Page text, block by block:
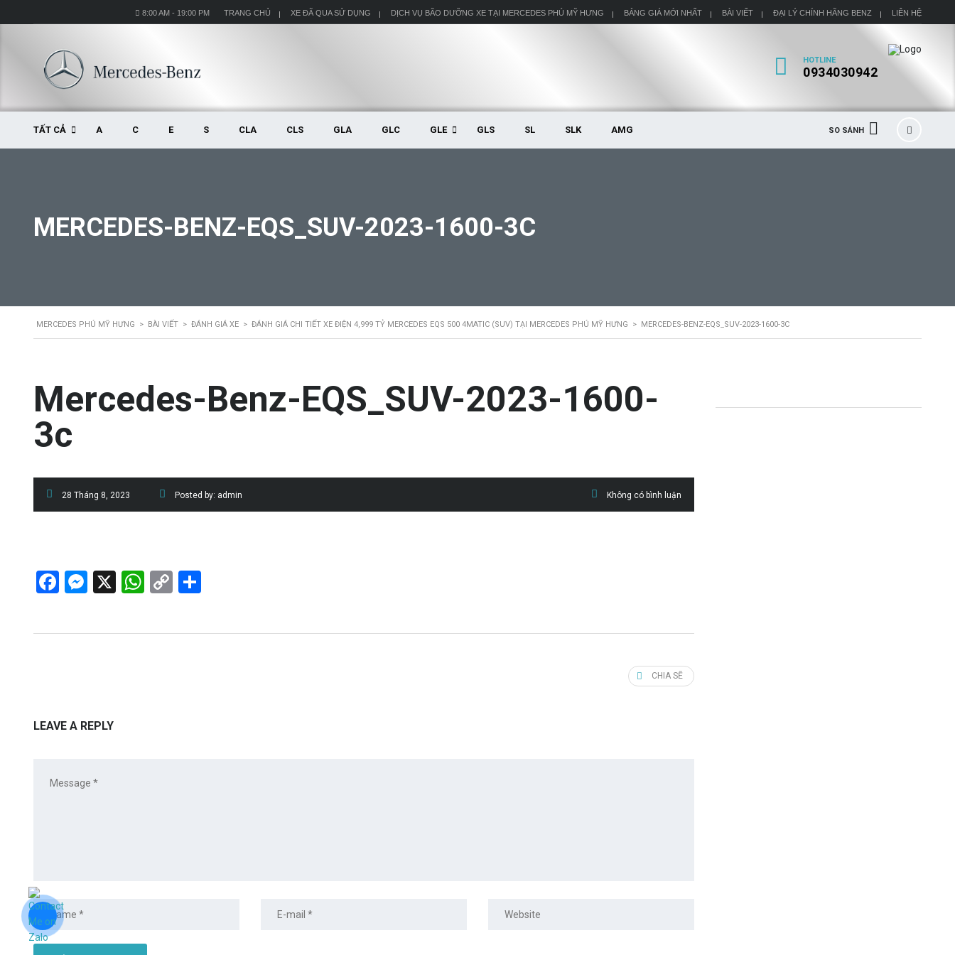
TRANG CHỦ XE ĐÃ QUA SỬ DỤNG DỊCH VỤ BÃO DƯỠNG XE TẠI MERCEDES PHÚ MỸ HƯNG BẢNG GIÁ MỚI NHẤT BÀI VIẾT ĐẠI LÝ CHÍNH HÃNG BENZ LIÊN HỆ
8:00 AM - 19:00 PM
HOTLINE
0934030942
SO SÁNH
TẤT CẢ A C E S CLA CLS GLA GLC GLE GLS SL SLK AMG
MERCEDES-BENZ-EQS_SUV-2023-1600-3C
MERCEDES PHÚ MỸ HƯNG > BÀI VIẾT > ĐÁNH GIÁ XE > ĐÁNH GIÁ CHI TIẾT XE ĐIỆN 4,999 TỶ MERCEDES EQS 500 4MATIC (SUV) TẠI MERCEDES PHÚ MỸ HƯNG > MERCEDES-BENZ-EQS_SUV-2023-1600-3C
Mercedes-Benz-EQS_SUV-2023-1600-
3c
28 Tháng 8, 2023 Posted by: admin Không có bình luận
Facebook
Messenger
X WhatsApp
Copy
CHIA SẼ
LEAVE A REPLY